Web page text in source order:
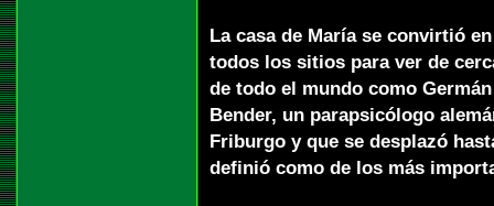
La casa de María se convirtió
todos los sitios para ver de
de todo el mundo como
Bender, un parapsicólogo
Friburgo y que se desplazó
definió como de los más